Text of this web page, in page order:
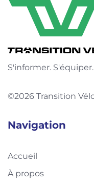
S'informer.
©2026 Transition
Navigation
Accueil
À propos